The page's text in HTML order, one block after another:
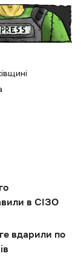
в СІЗО
вдарили по